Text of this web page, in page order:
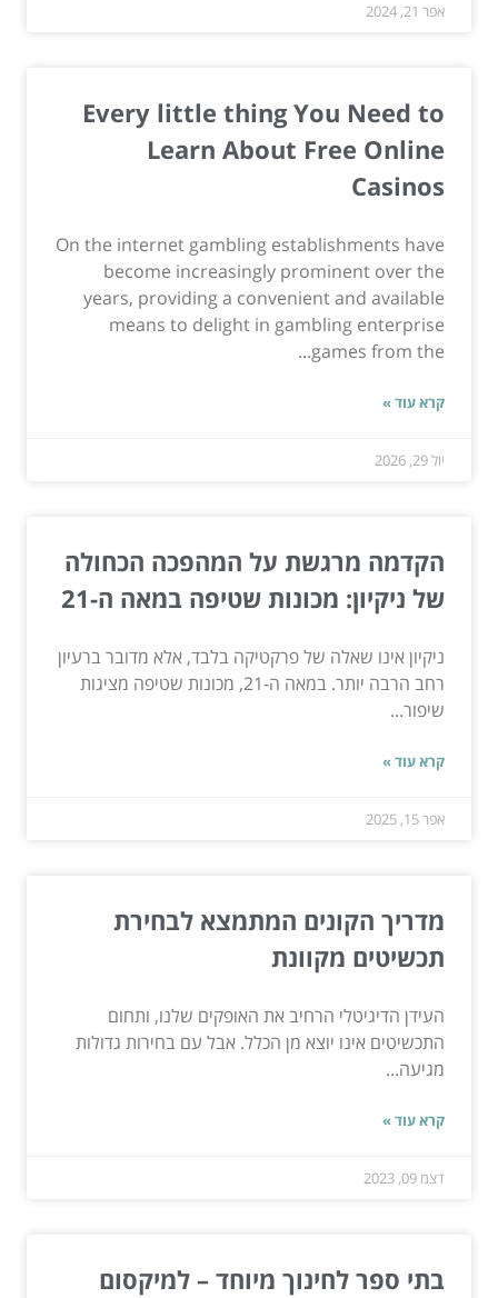
אפר 21, 2024
Every little thing You Need to
Learn About Free Online
Casinos
On the internet gambling establishments have
become increasingly prominent over the
years, providing a convenient and available
means to delight in gambling enterprise
games from the...
קרא עוד »
יול 29, 2026
הקדמה מרגשת על המהפכה הכחולה
של ניקיון: מכונות שטיפה במאה ה-21
ניקיון אינו שאלה של פרקטיקה בלבד, אלא מדובר ברעיון
רחב הרבה יותר. במאה ה-21, מכונות שטיפה מציגות
שיפור...
קרא עוד »
אפר 15, 2025
מדריך הקונים המתמצא לבחירת
תכשיטים מקוונת
העידן הדיגיטלי הרחיב את האופקים שלנו, ותחום
התכשיטים אינו יוצא מן הכלל. אבל עם בחירות גדולות
מגיעה...
קרא עוד »
דצמ 09, 2023
בתי ספר לחינוך מיוחד – למיקסום